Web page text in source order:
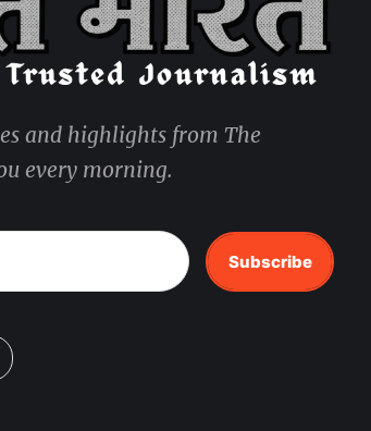
and highlights from The
every morning.
Subscribe